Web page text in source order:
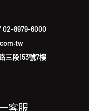
02-8979-6000
三段153號7樓